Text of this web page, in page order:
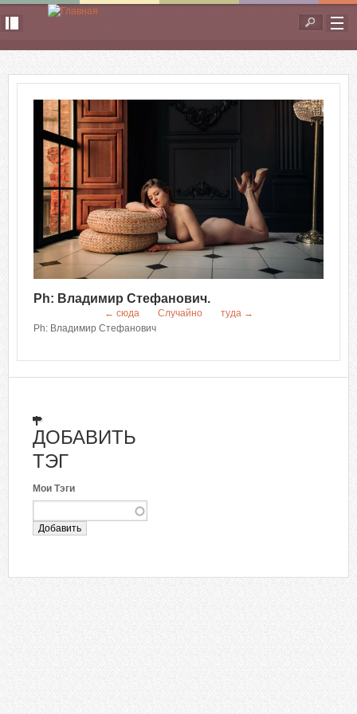
Перейти к основному содержанию
Форма
поиска
Ph: Владимир Стефанович.
← сюда Случайно
туда →
Ph: Владимир Стефанович
ДОБАВИТЬ
ТЭГ
Мои Тэги